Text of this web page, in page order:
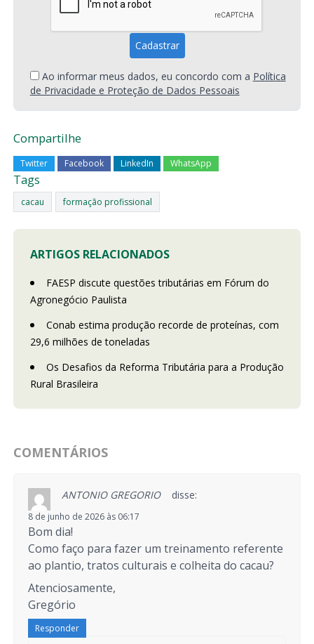
Ao informar meus dados, eu concordo com a Política
de Privacidade e Proteção de Dados Pessoais
Compartilhe
Twitter Facebook LinkedIn WhatsApp
Tags
cacau formação profissional
ARTIGOS RELACIONADOS
FAESP discute questões tributárias em Fórum do
Agronegócio Paulista
Conab estima produção recorde de proteínas, com
29,6 milhões de toneladas
Os Desafios da Reforma Tributária para a Produção
Rural Brasileira
COMENTÁRIOS
ANTONIO GREGORIO disse:
8 de junho de 2026 às 06:17
Bom dia!
Como faço para fazer um treinamento referente
ao plantio, tratos culturais e colheita do cacau?
Atenciosamente,
Gregório
Responder